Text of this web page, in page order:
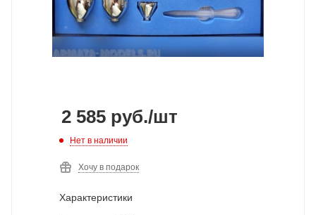
2 585 руб./шт
Нет в наличии
Хочу в подарок
Характеристики